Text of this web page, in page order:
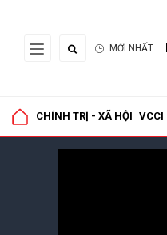
MỚI NHẤT
CHÍNH TRỊ - XÃ HỘI VCCI